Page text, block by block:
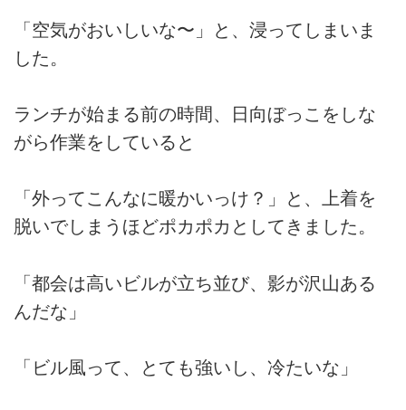
「空気がおいしいな〜」と、浸ってしまいま
した。
ランチが始まる前の時間、日向ぼっこをしな
がら作業をしていると
「外ってこんなに暖かいっけ？」と、上着を
脱いでしまうほどポカポカとしてきました。
「都会は高いビルが立ち並び、影が沢山ある
んだな」
「ビル風って、とても強いし、冷たいな」